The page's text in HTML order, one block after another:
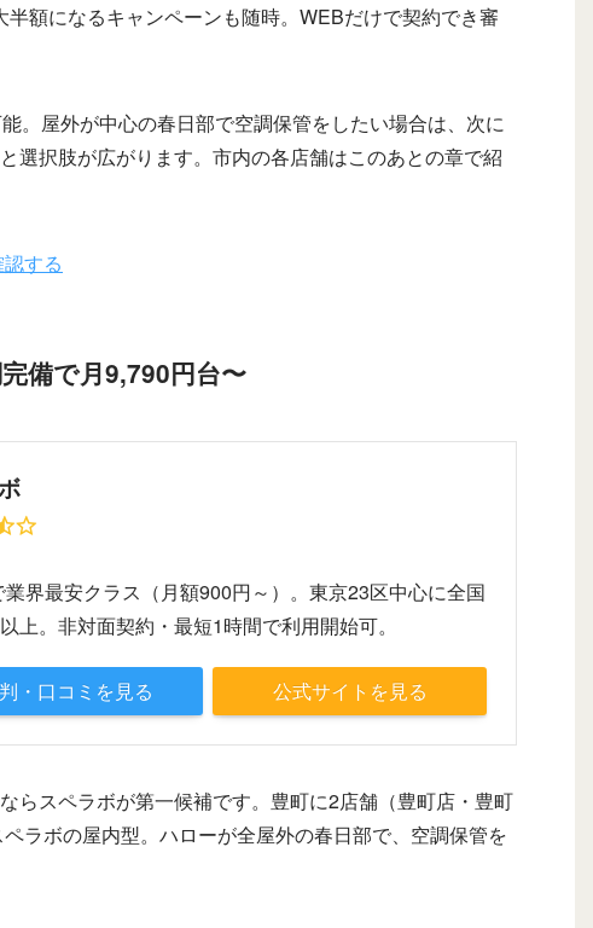
額になるキャンペーンも随時。WEBだけで契約でき審
。屋外が中心の春日部で空調保管をしたい場合は、次に
選択肢が広がります。市内の各店舗はこのあとの章で紹
する
備で月9,790円台〜
業界最安クラス（月額900円～）。東京23区中心に全国
上。非対面契約・最短1時間で利用開始可。
・口コミを見る 公式サイトを見る
らスペラボが第一候補です。豊町に2店舗（豊町店・豊町
ラボの屋内型。ハローが全屋外の春日部で、空調保管を